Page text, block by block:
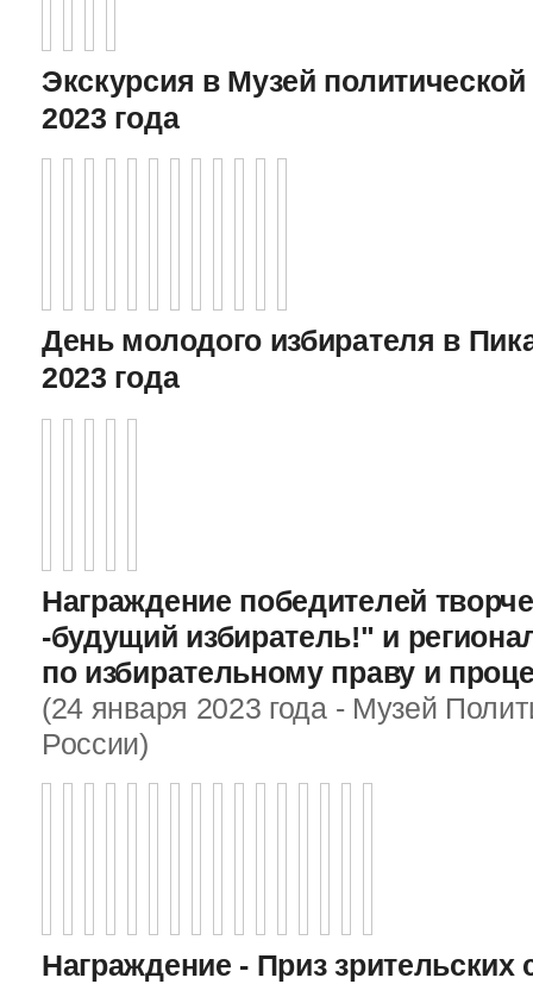
Экскурсия в Музей
2023 года
День молодого избирателя в
2023 года
Награждение победителей
-будущий избиратель!" и
по избирательному праву и
(24 января 2023 года - Музей
России)
Награждение - Приз зрительских